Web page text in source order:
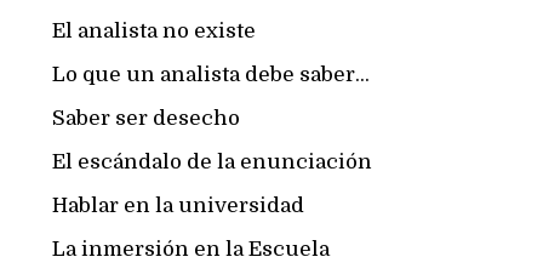
El analista no existe
Lo que un analista debe saber...
Saber ser desecho
El escándalo de la enunciación
Hablar en la universidad
La inmersión en la Escuela